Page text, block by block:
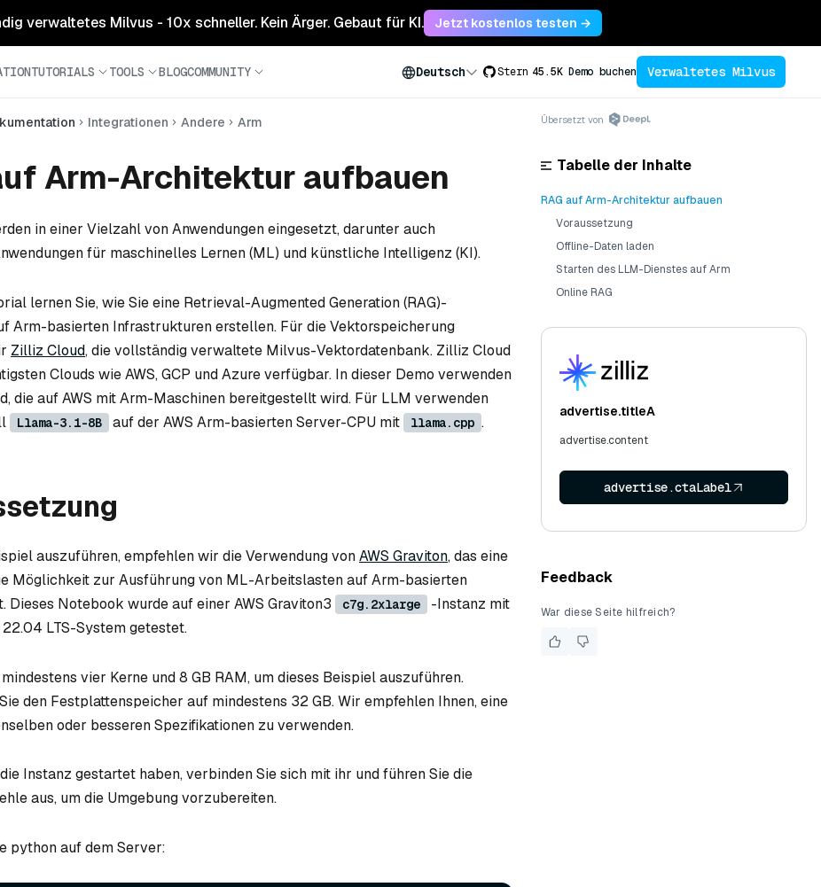
verwaltetes Milvus - 10x schneller. Kein Ärger. Gebaut für KI. Jetzt kostenlos testen →
TUTORIALS TOOLS BLOGCOMMUNITY Deutsch Stern 45.5K Demo buchen Verwaltetes Milvus
Integrationen Andere Arm
Arm-Architektur aufbauen
in einer Vielzahl von Anwendungen eingesetzt, darunter auch
für maschinelles Lernen (ML) und künstliche Intelligenz (KI).
lernen Sie, wie Sie eine Retrieval-Augmented Generation (RAG)-
Arm-basierten Infrastrukturen erstellen. Für die Vektorspeicherung
Zilliz Cloud, die vollständig verwaltete Milvus-Vektordatenbank. Zilliz Cloud
Clouds wie AWS, GCP und Azure verfügbar. In dieser Demo verwenden
die auf AWS mit Arm-Maschinen bereitgestellt wird. Für LLM verwenden
Llama-3.1-8B auf der AWS Arm-basierten Server-CPU mit llama.cpp .
auszuführen, empfehlen wir die Verwendung vonAWS Graviton, das eine
Möglichkeit zur Ausführung von ML-Arbeitslasten auf Arm-basierten
Dieses Notebook wurde auf einer AWS Graviton3
c7g.2xlarge
-Instanz mit
LTS-System getestet.
vier Kerne und 8 GB RAM, um dieses Beispiel auszuführen.
den Festplattenspeicher auf mindestens 32 GB. Wir empfehlen Ihnen, eine
oder besseren Spezifikationen zu verwenden.
Instanz gestartet haben, verbinden Sie sich mit ihr und führen Sie die
aus, um die Umgebung vorzubereiten.
python auf dem Server:
Übersetzt von
Tabelle der Inhalte
RAG auf Arm-Architektur aufbauen
Voraussetzung
Offline-Daten laden
Starten des LLM-Dienstes auf Arm
Online RAG
advertise.titleA
advertise.content
advertise.ctaLabel
Feedback
War diese Seite hilfreich?